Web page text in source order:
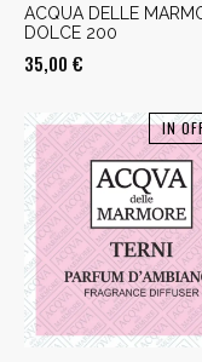
ACQUA DELLE
DOLCE 200
35,00 €
IN